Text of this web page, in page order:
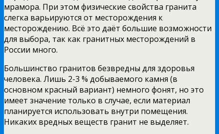
мрамора. При этом физические свойства гранита
слегка варьируются от месторождения к
месторождению. Всё это даёт большие возможности
для выбора, так как гранитных месторождений в
России много.
Большинство гранитов безвредны для здоровья
человека. Лишь 2-3 % добываемого камня (в
основном красный вариант) немного фонят, но это
имеет значение только в случае, если материал
планируется использовать внутри помещения.
Никаких вредных веществ гранит не выделяет.